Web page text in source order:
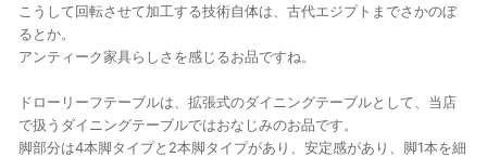
こうして回転させて加工する技術自体は、古代エジプトまでさかのぼ
るとか。
アンティーク家具らしさを感じるお品ですね。
ドローリーフテーブルは、拡張式のダイニングテーブルとして、当店
で扱うダイニングテーブルではおなじみのお品です。
脚部分は4本脚タイプと2本脚タイプがあり、安定感があり、脚1本を細